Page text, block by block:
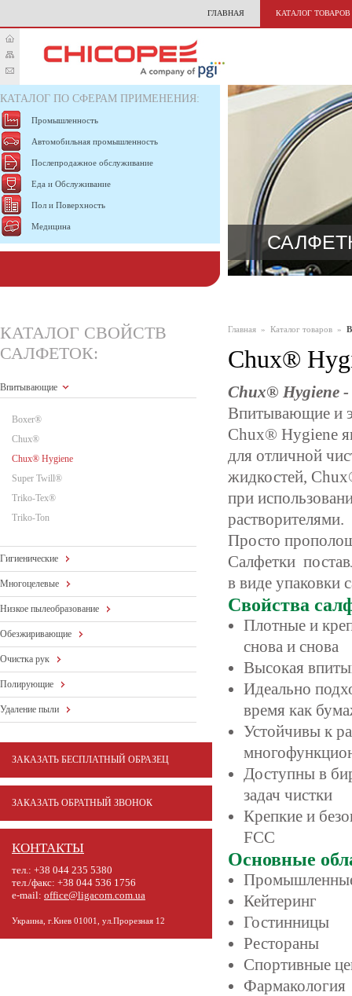
ГЛАВНАЯ КАТАЛОГ ТОВАРОВ
КАТАЛОГ ПО СФЕРАМ ПРИМЕНЕНИЯ:
Промышленность
Автомобильная промышленность
Послепродажное обслуживание
Еда и Обслуживание
Пол и Поверхность
Медицина
КАТАЛОГ СВОЙСТВ
САЛФЕТОК:
Впитывающие
Boxer®
Chux®
Chux® Hygiene
Super Twill®
Triko-Tex®
Triko-Ton
Гигиенические
Многоцелевые
Низкое пылеобразование
Обезжиривающие
Очистка рук
Полирующие
Удаление пыли
ЗАКАЗАТЬ БЕСПЛАТНЫЙ ОБРАЗЕЦ
ЗАКАЗАТЬ ОБРАТНЫЙ ЗВОНОК
КОНТАКТЫ
тел.: +38 044 235 5380
тел./факс: +38 044 536 1756
e-mail: office@ligacom.com.ua
Украина, г.Киев 01001, ул.Прорезная 12
Главная » Каталог товаров »
Chux®
Chux® Hygiene -
Впитывающие и
Chux® Hygiene
для отличной
жидкостей,
при
растворителями.
Просто
Салфетки
в виде упаковки
Свойства
Плотные и
снова и снова
Высокая
Идеально
время как
Устойчивы к
Доступны в
задач чистки
Крепкие и
FCC
Основные
Кейтеринг
Гостинницы
Рестораны
Спортивные
Фармакология